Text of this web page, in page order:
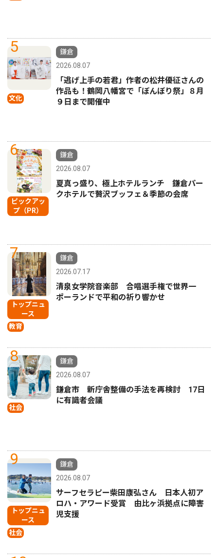
5
文化
鎌倉
2026.08.07
「逃げ上手の若君」作者の松井優征さんの
作品も！鶴岡八幡宮で「ぼんぼり祭」８月
９日まで開催中
6
ピックアッ
プ（PR）
鎌倉
2026.08.07
夏真っ盛り、極上ホテルランチ 鎌倉パー
クホテルで贅沢ブッフェ＆季節の会席
7
トップニュ
ース
教育
鎌倉
2026.07.17
清泉女学院音楽部 合唱選手権で世界一
ポーランドで平和の祈り響かせ
8
社会
鎌倉
2026.08.07
鎌倉市 新庁舎整備の手法を再検討 17日
に有識者会議
9
トップニュ
ース
社会
鎌倉
2026.08.07
サーフセラピー柴田康弘さん 日本人初ア
ロハ・アワード受賞 由比ヶ浜拠点に障害
児支援